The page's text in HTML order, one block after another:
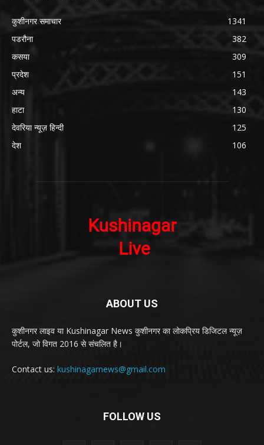
कुशीनगर समाचार
1341
पडरौना
382
कसया
309
प्रदेश
151
अन्य
143
हाटा
130
देवरिया न्यूज़ हिन्दी
125
देश
106
ABOUT US
कुशीनगर लाइव या Kushinagar News कुशीनगर का लोकप्रिय डिजिटल न्यूज़
पोर्टल, जो विगत 2016 से संचलित है।
Contact us: kushinagarnews@gmail.com
FOLLOW US